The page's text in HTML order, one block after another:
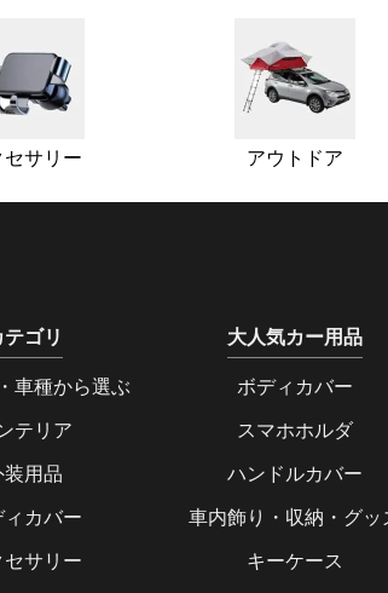
セサリー アウトドア
テゴリ
車種から選ぶ
テリア
装用品
ィカバー
セサリー
大人気カー用品
ボディカバー
スマホホルダ
ハンドルカバー
車内飾り・収納・グッ
キーケース